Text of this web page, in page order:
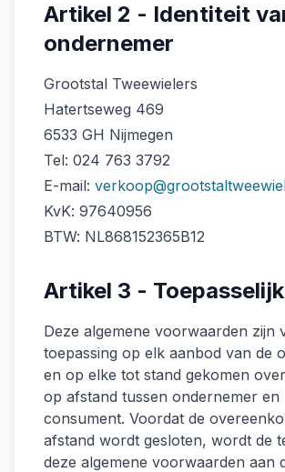
Artikel 2 - Identiteit
ondernemer
Grootstal Tweewielers
Hatertseweg 469
6533 GH Nijmegen
Tel: 024 763 3792
E-mail:
KvK: 97640956
BTW: NL868152365B12
Artikel 3 -
Deze algemene voorwaarden zijn
toepassing op elk aanbod van de
en op elke tot stand gekomen
op afstand tussen ondernemer en
consument. Voordat de
afstand wordt gesloten, wordt de
deze algemene voorwaarden aan